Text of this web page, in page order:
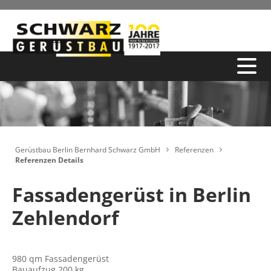
Gerüstbau Berlin Bernhard Schwarz GmbH
Referenzen
Referenzen Details
Fassadengerüst in Berlin
Zehlendorf
980 qm Fassadengerüst